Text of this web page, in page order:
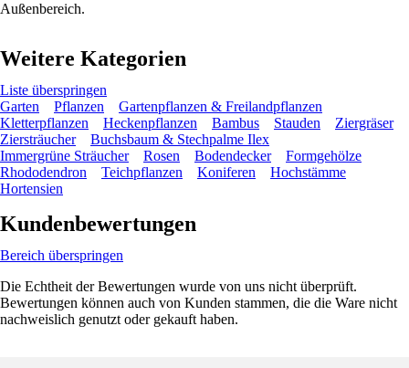
Außenbereich.
Weitere Kategorien
Liste überspringen
Garten
Pflanzen
Gartenpflanzen & Freilandpflanzen
Kletterpflanzen
Heckenpflanzen Bambus Stauden
Ziergräser
Ziersträucher
Buchsbaum & Stechpalme Ilex
Immergrüne Sträucher
Rosen Bodendecker
Formgehölze
Rhododendron
Teichpflanzen Koniferen
Hochstämme
Hortensien
Kundenbewertungen
Bereich überspringen
Die Echtheit der Bewertungen wurde von uns nicht überprüft.
Bewertungen können auch von Kunden stammen, die die Ware nicht
nachweislich genutzt oder gekauft haben.